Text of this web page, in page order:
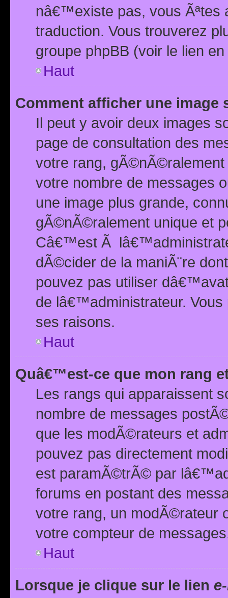
nâ€™existe pas, vous Ãªtes
traduction. Vous trouverez
groupe phpBB (voir le lien
Haut
Comment afficher une image
Il peut y avoir deux images
page de consultation des
votre rang,
votre nombre de messages
une image plus grande,
gÃ©nÃ©ralement unique et
Câ€™est Ã
dÃ©cider de la maniÃ¨re
pouvez pas utiliser
de lâ€™administrateur.
ses raisons.
Haut
Quâ€™est-ce que mon rang
Les rangs qui apparaissent
nombre de messages
que les modÃ©rateurs et
pouvez pas directement
est paramÃ©trÃ© par
forums en postant des
votre rang, un modÃ©rateur
votre compteur de
Haut
Lorsque je clique sur le lien